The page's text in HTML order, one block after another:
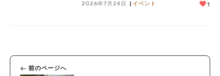
2026年7月24日 イベント 1
前のページへ